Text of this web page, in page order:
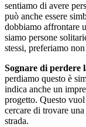
sentiamo di avere
può anche essere
dobbiamo affrontare
siamo persone
stessi, preferiamo
Sognare di perdere
perdiamo questo è
indica anche un
progetto. Questo
cercare di trovare
strada.